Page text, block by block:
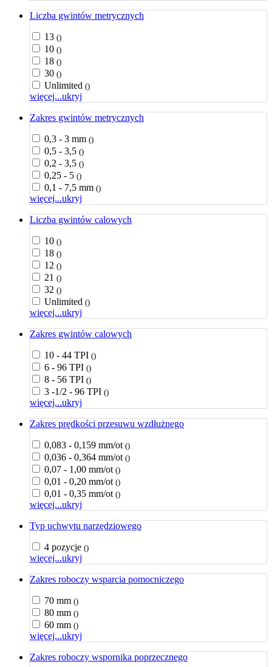
Liczba gwintów metrycznych
13 ()
10 ()
18 ()
30 ()
Unlimited ()
więcej...ukryj
Zakres gwintów metrycznych
0,3 - 3 mm ()
0,5 - 3,5 ()
0,2 - 3,5 ()
0,25 - 5 ()
0,1 - 7,5 mm ()
więcej...ukryj
Liczba gwintów calowych
10 ()
18 ()
12 ()
21 ()
32 ()
Unlimited ()
więcej...ukryj
Zakres gwintów calowych
10 - 44 TPI ()
6 - 96 TPI ()
8 - 56 TPI ()
3 -1/2 - 96 TPI ()
więcej...ukryj
Zakres prędkości przesuwu wzdłużnego
0,083 - 0,159 mm/ot ()
0,036 - 0,364 mm/ot ()
0,07 - 1,00 mm/ot ()
0,01 - 0,20 mm/ot ()
0,01 - 0,35 mm/ot ()
więcej...ukryj
Typ uchwytu narzędziowego
4 pozycje ()
więcej...ukryj
Zakres roboczy wsparcia pomocniczego
70 mm ()
80 mm ()
60 mm ()
więcej...ukryj
Zakres roboczy wspornika poprzecznego